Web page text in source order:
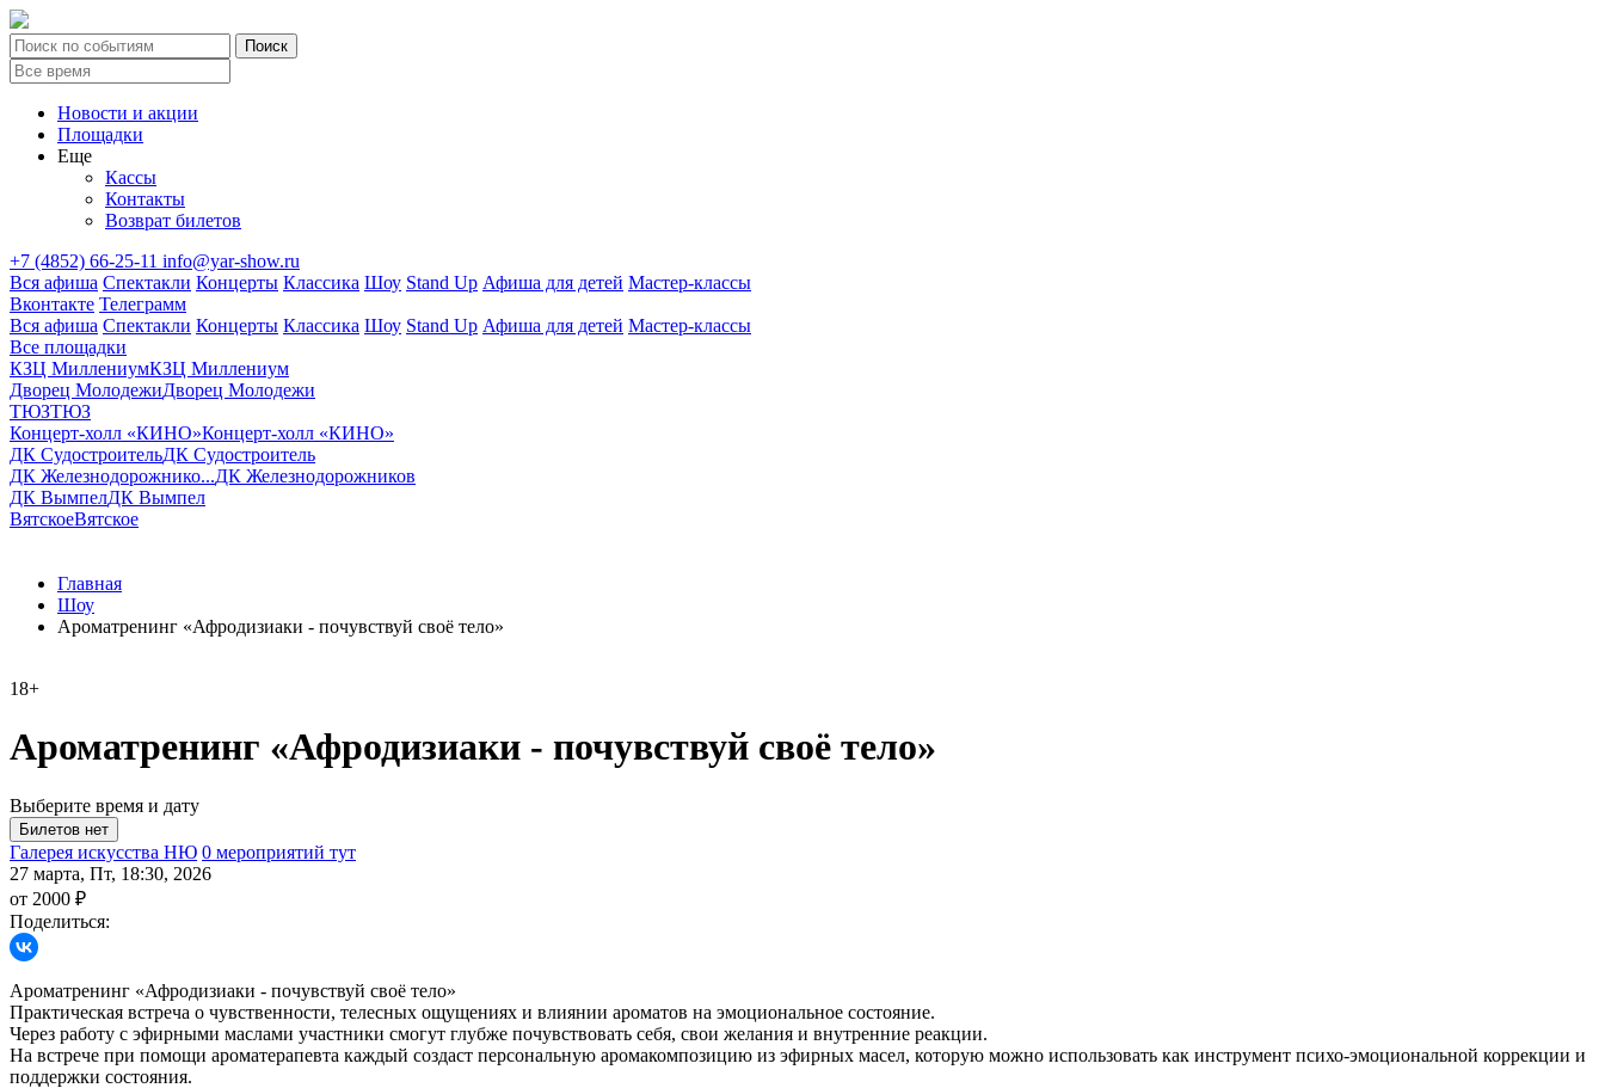
Новости и акции
Площадки
Еще
Кассы
Контакты
Возврат билетов
+7 (4852) 66-25-11 info@yar-show.ru
Вся афиша Спектакли Концерты Классика Шоу Stand Up Афиша для детей Мастер-классы
Вконтакте Телеграмм
Вся афиша Спектакли Концерты Классика Шоу Stand Up Афиша для детей Мастер-классы
Все площадки
КЗЦ МиллениумКЗЦ Миллениум
Дворец МолодежиДворец Молодежи
ТЮЗТЮЗ
Концерт-холл «КИНО»Концерт-холл «КИНО»
ДК СудостроительДК Судостроитель
ДК Железнодорожнико...ДК Железнодорожников
ДК ВымпелДК Вымпел
ВятскоеВятское
Главная
Шоу
Ароматренинг «Афродизиаки - почувствуй своё тело»
18+
Ароматренинг «Афродизиаки - почувствуй своё тело»
Выберите время и дату
Галерея искусства НЮ 0 мероприятий тут
27 марта, Пт, 18:30, 2026
от 2000 ₽
Поделиться:
Ароматренинг «Афродизиаки - почувствуй своё тело»
Практическая встреча о чувственности, телесных ощущениях и влиянии ароматов на эмоциональное состояние.
Через работу с эфирными маслами участники смогут глубже почувствовать себя, свои желания и внутренние реакции.
На встрече при помощи ароматерапевта каждый создаст персональную аромакомпозицию из эфирных масел, которую можно использовать как инструмент психо-эмоциональной коррекции и
поддержки состояния.